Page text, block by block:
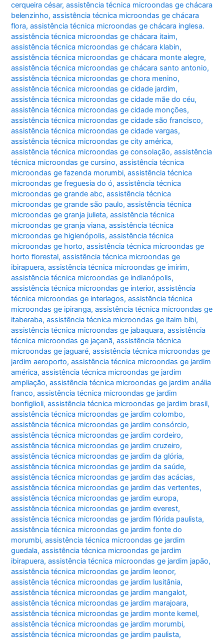
cerqueira césar,assistência técnica microondas ge chácara
belenzinho,assistência técnica microondas ge chácara
flora,assistência técnica microondas ge chácara inglesa.
assistência técnica microondas ge chácara itaim,
assistência técnica microondas ge chácara klabin,
assistência técnica microondas ge chácara monte alegre,
assistência técnica microondas ge chácara santo antonio,
assistência técnica microondas ge chora menino,
assistência técnica microondas ge cidade jardim,
assistência técnica microondas ge cidade mãe do céu,
assistência técnica microondas ge cidade monções,
assistência técnica microondas ge cidade são francisco,
assistência técnica microondas ge cidade vargas,
assistência técnica microondas ge city américa,
assistência técnica microondas ge consolação,assistência
técnica microondas ge cursino,assistência técnica
microondas ge fazenda morumbi,assistência técnica
microondas ge freguesia do ó,assistência técnica
microondas ge grande abc,assistência técnica
microondas ge grande são paulo,assistência técnica
microondas ge granja julieta,assistência técnica
microondas ge granja viana,assistência técnica
microondas ge higienópolis,assistência técnica
microondas ge horto,assistência técnica microondas ge
horto florestal,assistência técnica microondas ge
ibirapuera,assistência técnica microondas ge imirim,
assistência técnica microondas ge indianópolis,
assistência técnica microondas ge interior,assistência
técnica microondas ge interlagos,assistência técnica
microondas ge ipiranga,assistência técnica microondas ge
itaberaba,assistência técnica microondas ge itaim bibi,
assistência técnica microondas ge jabaquara,assistência
técnica microondas ge jaçanã,assistência técnica
microondas ge jaguaré,assistência técnica microondas ge
jardim aeroporto,assistência técnica microondas ge jardim
américa,assistência técnica microondas ge jardim
ampliação,assistência técnica microondas ge jardim anália
franco,assistência técnica microondas ge jardim
bonfiglioli,assistência técnica microondas ge jardim brasil,
assistência técnica microondas ge jardim colombo,
assistência técnica microondas ge jardim consórcio,
assistência técnica microondas ge jardim cordeiro,
assistência técnica microondas ge jardim cruzeiro,
assistência técnica microondas ge jardim da glória,
assistência técnica microondas ge jardim da saúde,
assistência técnica microondas ge jardim das acácias,
assistência técnica microondas ge jardim das vertentes,
assistência técnica microondas ge jardim europa,
assistência técnica microondas ge jardim everest,
assistência técnica microondas ge jardim flórida paulista,
assistência técnica microondas ge jardim fonte do
morumbi,assistência técnica microondas ge jardim
guedala,assistência técnica microondas ge jardim
ibirapuera,assistência técnica microondas ge jardim japão,
assistência técnica microondas ge jardim leonor,
assistência técnica microondas ge jardim lusitânia,
assistência técnica microondas ge jardim mangalot,
assistência técnica microondas ge jardim marajoara,
assistência técnica microondas ge jardim monte kemel,
assistência técnica microondas ge jardim morumbi,
assistência técnica microondas ge jardim paulista,